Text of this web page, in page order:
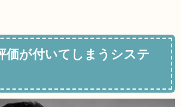
価が付いてしまうシステ